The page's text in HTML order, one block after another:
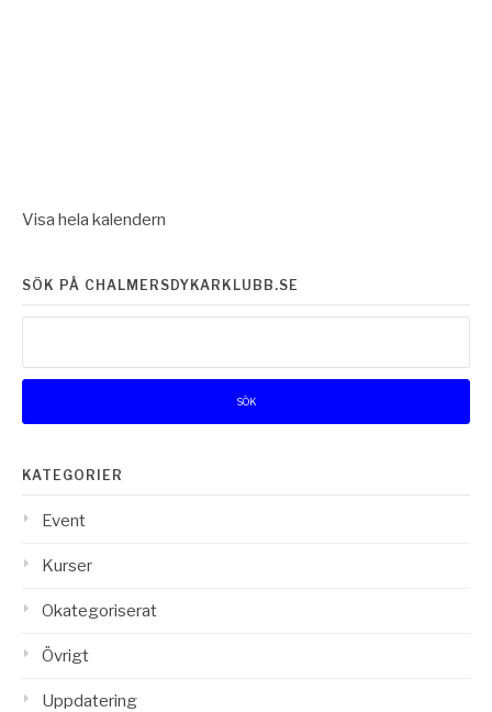
Visa hela kalendern
SÖK PÅ CHALMERSDYKARKLUBB.SE
KATEGORIER
Event
Kurser
Okategoriserat
Övrigt
Uppdatering